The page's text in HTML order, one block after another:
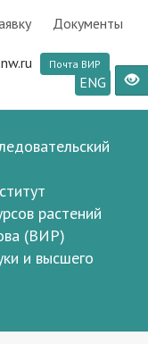
Документы
Почта ВИР
ENG
растений
(ВИР)
и высшего